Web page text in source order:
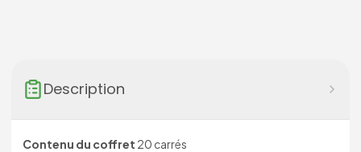
Description
Contenu du coffret 20 carrés